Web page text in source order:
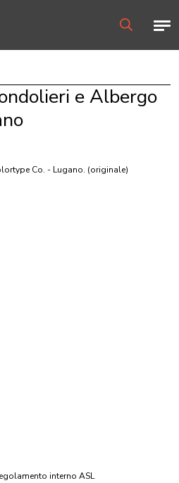
e Albergo
Co. - Lugano. (originale)
interno ASL